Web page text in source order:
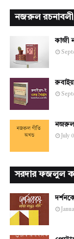
নজরুল রচনাবলী
কাজী
নজরুল
July
সরদার ফজলুল